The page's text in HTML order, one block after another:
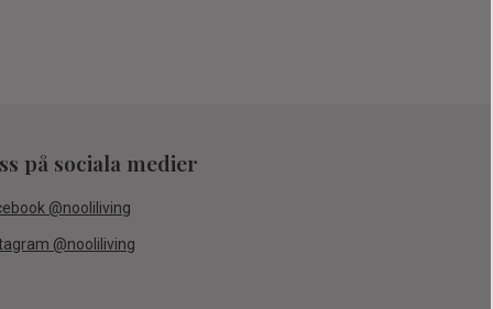
på sociala medier
@nooliliving
@nooliliving